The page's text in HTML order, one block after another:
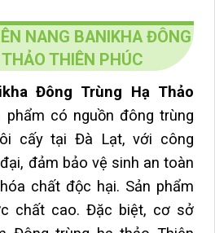
NANG BANIKHA ĐÔNG
THIÊN PHÚC
Đông Trùng Hạ Thảo
phẩm có nguồn đông trùng
cấy tại Đà Lạt, với công
đảm bảo vệ sinh an toàn
chất độc hại. Sản phẩm
chất cao. Đặc biệt, cơ sở